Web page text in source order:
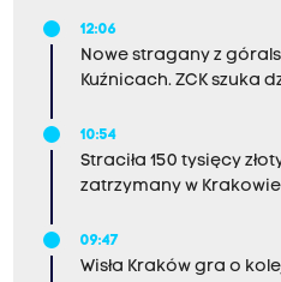
12:06
Nowe stragany z
Kuźnicach. ZCK szuka
10:54
Straciła 150 tysięcy
zatrzymany w Krakowie
09:47
Wisła Kraków gra o